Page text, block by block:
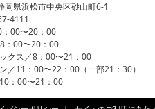
岡県浜松市中央区砂山町6-1
4111
：00〜20：00
：00〜20：00
クス／8：00〜21：00
／11：00〜22：00（一部21：30）
：00〜21：00